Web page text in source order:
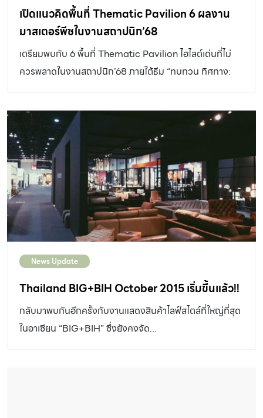
เปิดแนวคิดพื้นที่ Thematic Pavilion 6 ผลงาน
มาสเตอร์พีซในงานสถาปนิก’68
เตรียมพบกับ 6 พื้นที่ Thematic Pavilion ไฮไลต์เด่นที่ไม่
ควรพลาดในงานสถาปนิก’68 ภายใต้ธีม “ทบทวน ทิศทาง:
News Update
Thailand BIG+BIH October 2015 เริ่มขึ้นแล้ว!!
กลับมาพบกันอีกครั้งกับงานแสดงสินค้าไลฟ์สไตล์ที่ใหญ่ที่สุด
ในอาเซียน “BIG+BIH” ซึ่งยังคงจัด...